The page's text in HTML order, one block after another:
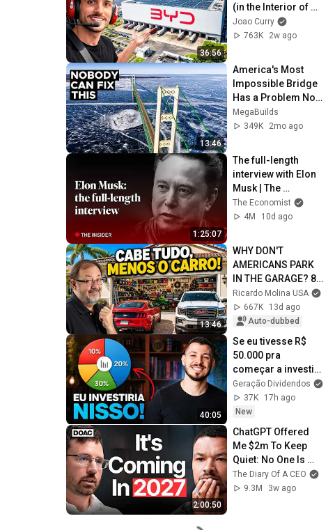
36:56
(in the Interior of
Bahia)
Joao Curry
763K
2w ago
13:46
America's Most
Impossible Bridge
Has a Problem No
One Can Solve  |
The Mackinac
MegaBuilds
349K
2mo ago
1:25:07
The full-length
interview with Elon
Musk | The
Economist
The Economist
4M
10d ago
13:46
WHY DON'T
AMERICANS PARK
IN THE GARAGE? 8
REASONS!
Ricardo Molina USA
667K
13d ago
Auto-dubbed
40:05
Se eu tivesse R$
50.000 pra
começar a investir
do zero, faria
isso...
Geração Dividendos
37K
17h ago
New
2:00:50
ChatGPT Offered
Me $2m To Keep
Quiet: No One Is
Ready For What's
Coming!
The Diary Of A CEO
9.3M
3w ago